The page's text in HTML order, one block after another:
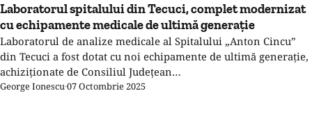
Laboratorul spitalului din Tecuci, complet modernizat
cu echipamente medicale de ultimă generație
Laboratorul de analize medicale al Spitalului „Anton Cincu”
din Tecuci a fost dotat cu noi echipamente de ultimă generație,
achiziționate de Consiliul Județean…
George Ionescu·07 Octombrie 2025